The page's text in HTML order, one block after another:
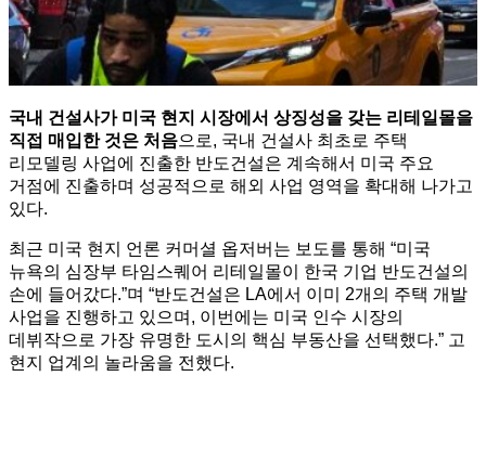
국내 건설사가 미국 현지 시장에서 상징성을 갖는 리테일몰을
직접 매입한 것은 처음으로, 국내 건설사 최초로 주택
리모델링 사업에 진출한 반도건설은 계속해서 미국 주요
거점에 진출하며 성공적으로 해외 사업 영역을 확대해 나가고
있다.
최근 미국 현지 언론 커머셜 옵저버는 보도를 통해 “미국
뉴욕의 심장부 타임스퀘어 리테일몰이 한국 기업 반도건설의
손에 들어갔다.”며 “반도건설은 LA에서 이미 2개의 주택 개발
사업을 진행하고 있으며, 이번에는 미국 인수 시장의
데뷔작으로 가장 유명한 도시의 핵심 부동산을 선택했다.” 고
현지 업계의 놀라움을 전했다.